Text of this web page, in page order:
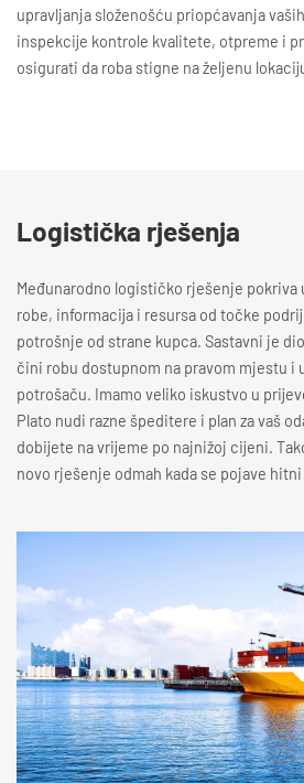
upravljanja složenošću priopćavanja
inspekcije kontrole kvalitete, otpreme i
osigurati da roba stigne na željenu
Logistička rješenja
Međunarodno logističko rješenje pokriva
robe, informacija i resursa od točke
potrošnje od strane kupca. Sastavni je
čini robu dostupnom na pravom mjestu i
potrošaču. Imamo veliko iskustvo u
Plato nudi razne špeditere i plan za vaš
dobijete na vrijeme po najnižoj cijeni.
novo rješenje odmah kada se pojave